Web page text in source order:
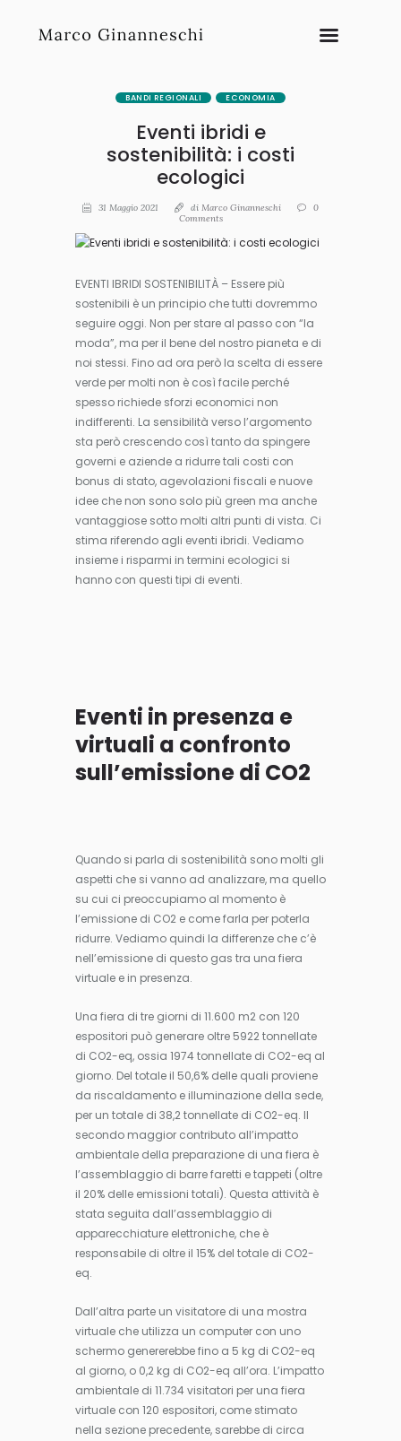
BANDI REGIONALI ECONOMIA
Eventi ibridi e
sostenibilità: i costi
ecologici
31 Maggio 2021 di Marco Ginanneschi
0
Comments
EVENTI IBRIDI SOSTENIBILITÀ – Essere più
sostenibili è un principio che tutti dovremmo
seguire oggi. Non per stare al passo con “la
moda”, ma per il bene del nostro pianeta e di
noi stessi. Fino ad ora però la scelta di essere
verde per molti non è così facile perché
spesso richiede sforzi economici non
indifferenti. La sensibilità verso l’argomento
sta però crescendo così tanto da spingere
governi e aziende a ridurre tali costi con
bonus di stato, agevolazioni fiscali e nuove
idee che non sono solo più green ma anche
vantaggiose sotto molti altri punti di vista. Ci
stima riferendo agli eventi ibridi. Vediamo
insieme i risparmi in termini ecologici si
hanno con questi tipi di eventi.
Eventi in presenza e
virtuali a confronto
sull’emissione di CO2
Quando si parla di sostenibilità sono molti gli
aspetti che si vanno ad analizzare, ma quello
su cui ci preoccupiamo al momento è
l’emissione di CO2 e come farla per poterla
ridurre. Vediamo quindi la differenze che c’è
nell’emissione di questo gas tra una fiera
virtuale e in presenza.
Una fiera di tre giorni di 11.600 m2 con 120
espositori può generare oltre 5922 tonnellate
di CO2-eq, ossia 1974 tonnellate di CO2-eq al
giorno. Del totale il 50,6% delle quali proviene
da riscaldamento e illuminazione della sede,
per un totale di 38,2 tonnellate di CO2-eq. Il
secondo maggior contributo all’impatto
ambientale della preparazione di una fiera è
l’assemblaggio di barre faretti e tappeti (oltre
il 20% delle emissioni totali). Questa attività è
stata seguita dall’assemblaggio di
apparecchiature elettroniche, che è
responsabile di oltre il 15% del totale di CO2-
eq.
Dall’altra parte un visitatore di una mostra
virtuale che utilizza un computer con uno
schermo genererebbe fino a 5 kg di CO2-eq
al giorno, o 0,2 kg di CO2-eq all’ora. L’impatto
ambientale di 11.734 visitatori per una fiera
virtuale con 120 espositori, come stimato
nella sezione precedente, sarebbe di circa